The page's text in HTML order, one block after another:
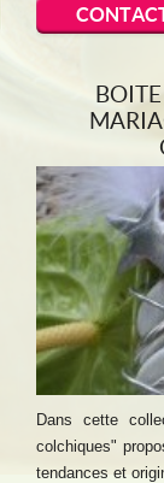
Dans cette
colchiques"
tendances et